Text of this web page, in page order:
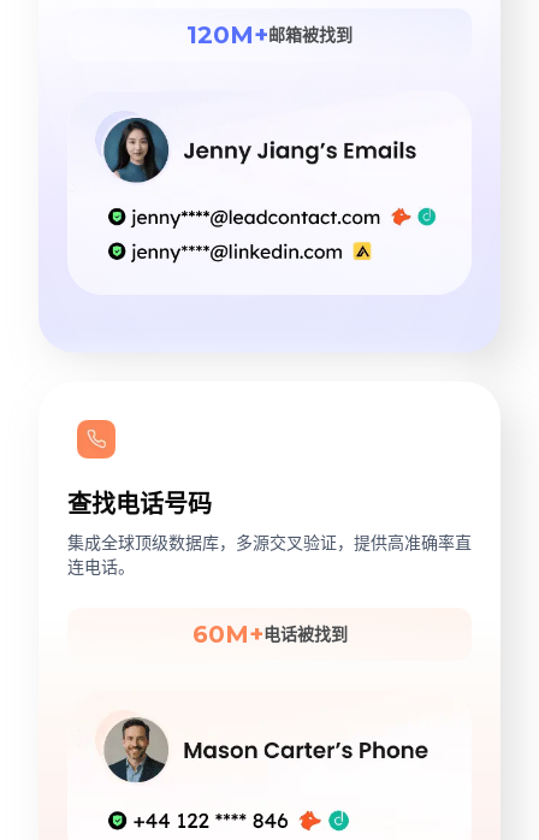
120M+邮箱被找到
查找电话号码
集成全球顶级数据库，多源交叉验证，提供高准确率直
连电话。
60M+电话被找到